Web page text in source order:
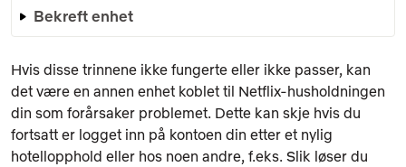
Bekreft enhet
Hvis disse trinnene ikke fungerte eller ikke passer, kan
det være en annen enhet koblet til Netflix-husholdningen
din som forårsaker problemet. Dette kan skje hvis du
fortsatt er logget inn på kontoen din etter et nylig
hotellopphold eller hos noen andre, f.eks. Slik løser du